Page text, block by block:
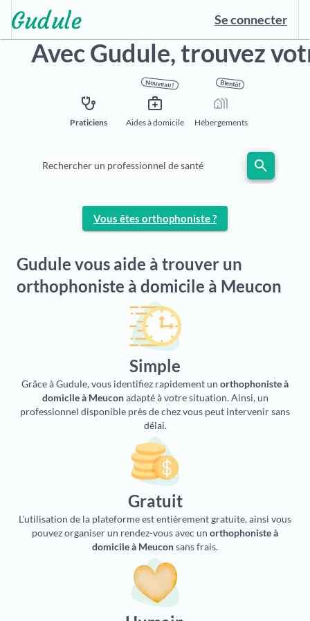
Se connecter
Avec Gudule, trouvez
stethoscope
Praticiens
Nouveau !
medical_services
Aides à domicile
Bientôt
holiday_village
Hébergements
Rechercher un professionnel de santé search
Vous êtes orthophoniste ?
Gudule vous aide à trouver un
orthophoniste à domicile à Meucon
Simple
Grâce à Gudule, vous identifiez rapidement un orthophoniste à
domicile à Meuconadapté à votre situation. Ainsi, un
professionnel disponible près de chez vous peut intervenir sans
délai.
Gratuit
L'utilisation de la plateforme est entièrement gratuite, ainsi vous
pouvez organiser un rendez-vous avec un orthophoniste à
domicile à Meuconsans frais.